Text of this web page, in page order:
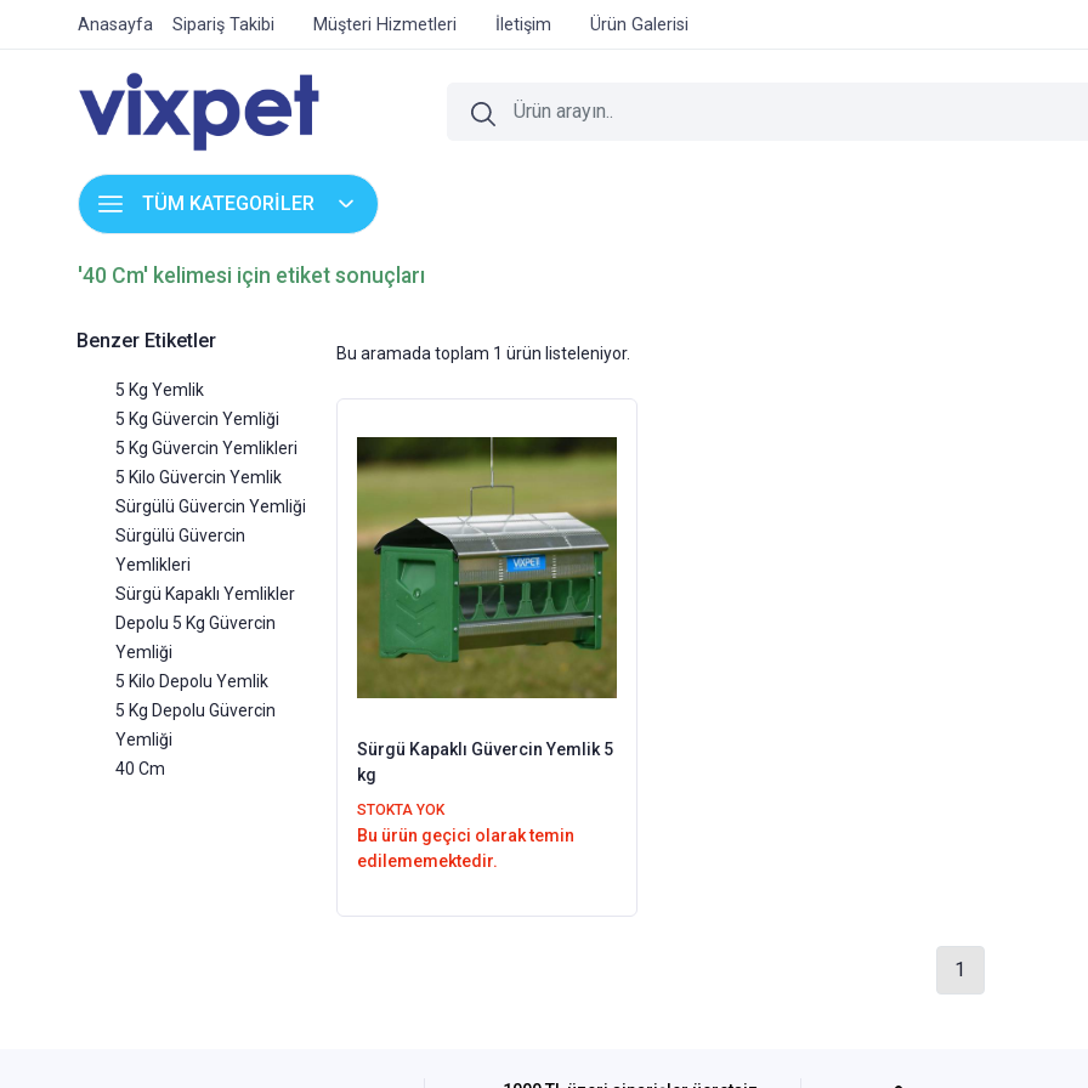
Anasayfa Sipariş Takibi Müşteri Hizmetleri İletişim Ürün Galerisi
TÜM KATEGORİLER
'40 Cm' kelimesi için etiket sonuçları
Benzer Etiketler
5 Kg Yemlik
5 Kg Güvercin Yemliği
5 Kg Güvercin Yemlikleri
5 Kilo Güvercin Yemlik
Sürgülü Güvercin Yemliği
Sürgülü Güvercin
Yemlikleri
Sürgü Kapaklı Yemlikler
Depolu 5 Kg Güvercin
Yemliği
5 Kilo Depolu Yemlik
5 Kg Depolu Güvercin
Yemliği
40 Cm
Bu aramada toplam 1 ürün listeleniyor.
Sürgü Kapaklı Güvercin Yemlik 5
kg
STOKTA YOK
Bu ürün geçici olarak temin
edilememektedir.
1